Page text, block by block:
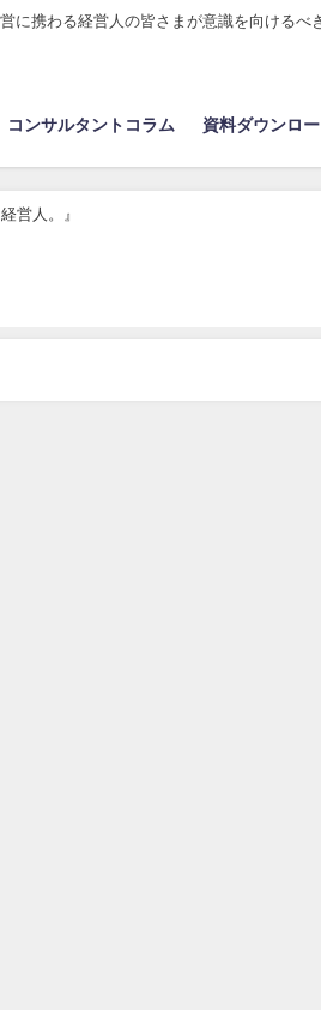
に携わる経営人の皆さまが意識を向ける
コンサルタントコラム 資料ダウンロ
営人。』